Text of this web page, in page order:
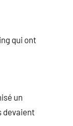
qui ont
un
devaient